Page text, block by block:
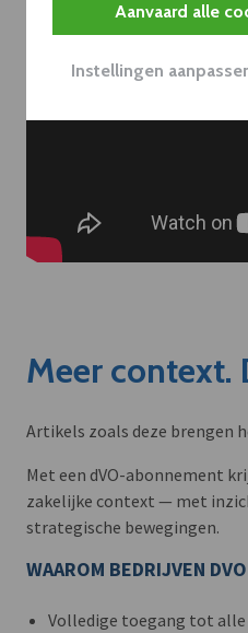
Aanvaard alle
Instellingen
Meer context.
Artikels zoals deze brengen
Met een dVO-abonnement
zakelijke context — met
strategische bewegingen.
WAAROM BEDRIJVEN
Volledige toegang tot